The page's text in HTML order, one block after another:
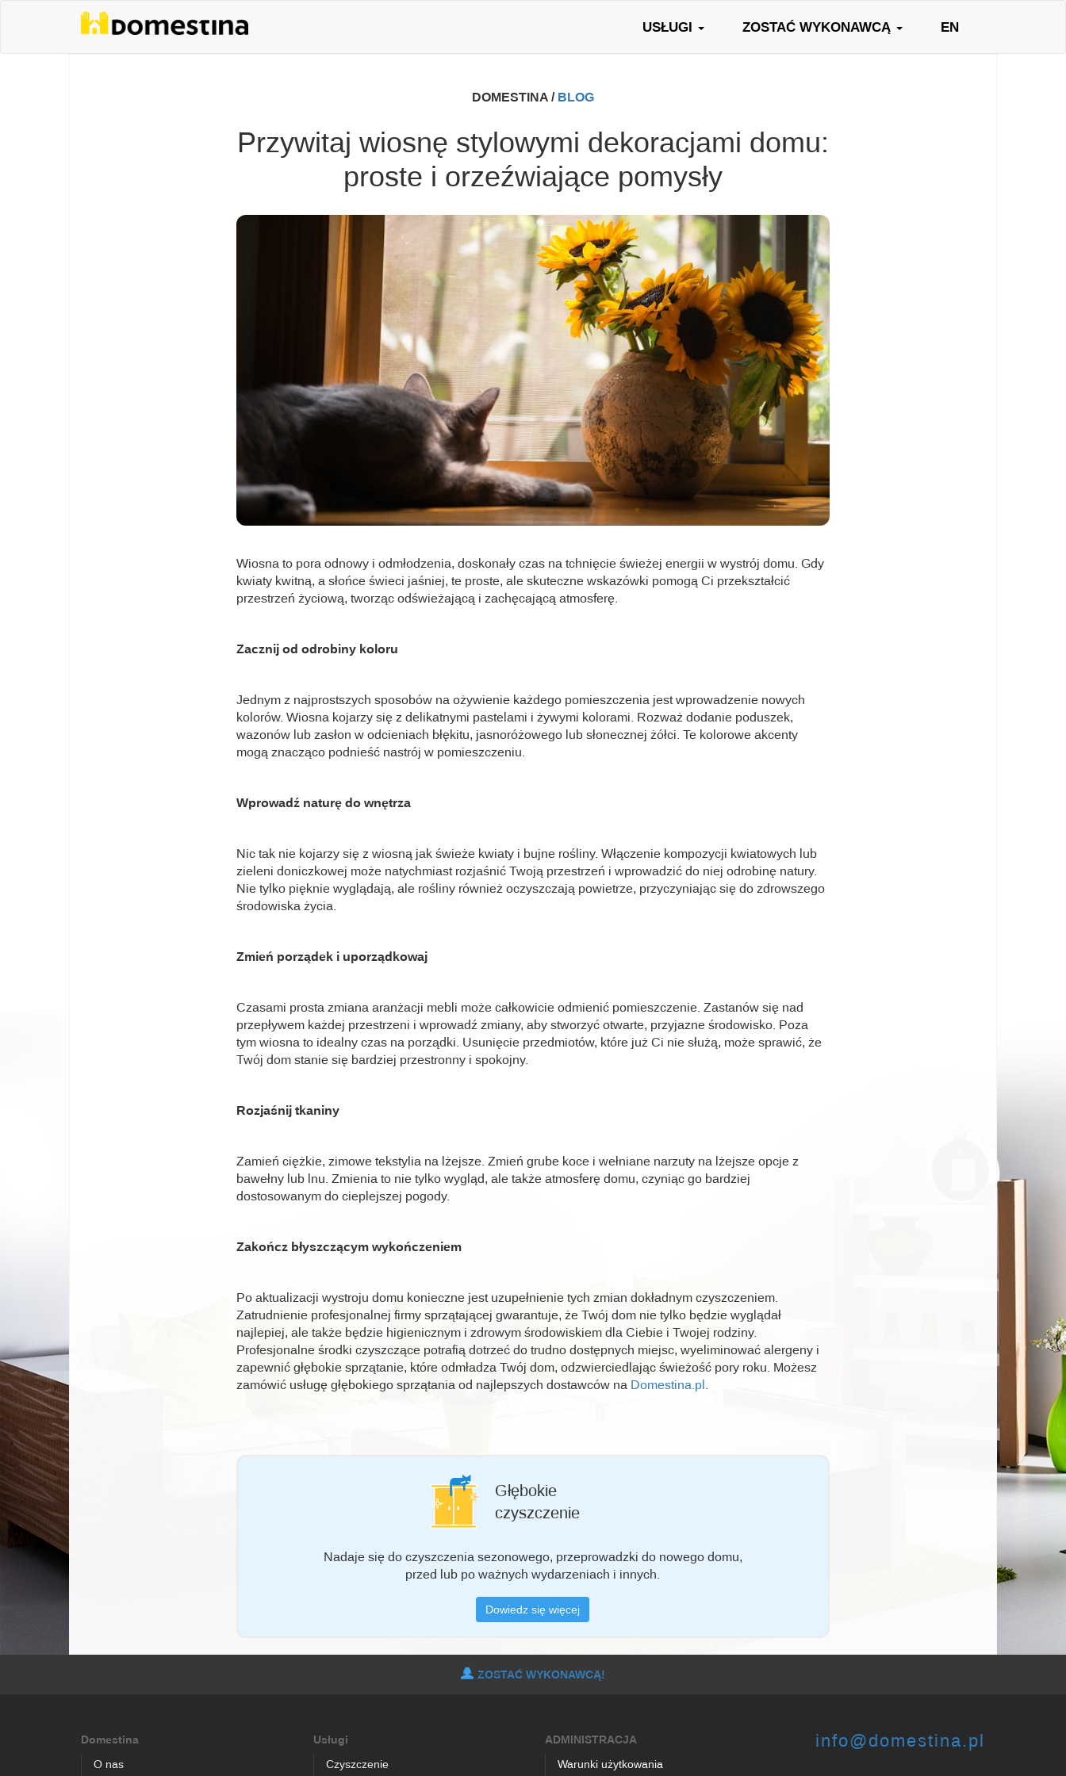
USŁUGI ZOSTAĆ WYKONAWCĄ EN
DOMESTINA / BLOG
Przywitaj wiosnę stylowymi dekoracjami domu:
proste i orzeźwiające pomysły
Wiosna to pora odnowy i odmłodzenia, doskonały czas na tchnięcie świeżej energii w wystrój domu. Gdy
kwiaty kwitną, a słońce świeci jaśniej, te proste, ale skuteczne wskazówki pomogą Ci przekształcić
przestrzeń życiową, tworząc odświeżającą i zachęcającą atmosferę.
Zacznij od odrobiny koloru
Jednym z najprostszych sposobów na ożywienie każdego pomieszczenia jest wprowadzenie nowych
kolorów. Wiosna kojarzy się z delikatnymi pastelami i żywymi kolorami. Rozważ dodanie poduszek,
wazonów lub zasłon w odcieniach błękitu, jasnoróżowego lub słonecznej żółci. Te kolorowe akcenty
mogą znacząco podnieść nastrój w pomieszczeniu.
Wprowadź naturę do wnętrza
Nic tak nie kojarzy się z wiosną jak świeże kwiaty i bujne rośliny. Włączenie kompozycji kwiatowych lub
zieleni doniczkowej może natychmiast rozjaśnić Twoją przestrzeń i wprowadzić do niej odrobinę natury.
Nie tylko pięknie wyglądają, ale rośliny również oczyszczają powietrze, przyczyniając się do zdrowszego
środowiska życia.
Zmień porządek i uporządkowaj
Czasami prosta zmiana aranżacji mebli może całkowicie odmienić pomieszczenie. Zastanów się nad
przepływem każdej przestrzeni i wprowadź zmiany, aby stworzyć otwarte, przyjazne środowisko. Poza
tym wiosna to idealny czas na porządki. Usunięcie przedmiotów, które już Ci nie służą, może sprawić, że
Twój dom stanie się bardziej przestronny i spokojny.
Rozjaśnij tkaniny
Zamień ciężkie, zimowe tekstylia na lżejsze. Zmień grube koce i wełniane narzuty na lżejsze opcje z
bawełny lub lnu. Zmienia to nie tylko wygląd, ale także atmosferę domu, czyniąc go bardziej
dostosowanym do cieplejszej pogody.
Zakończ błyszczącym wykończeniem
Po aktualizacji wystroju domu konieczne jest uzupełnienie tych zmian dokładnym czyszczeniem.
Zatrudnienie profesjonalnej firmy sprzątającej gwarantuje, że Twój dom nie tylko będzie wyglądał
najlepiej, ale także będzie higienicznym i zdrowym środowiskiem dla Ciebie i Twojej rodziny.
Profesjonalne środki czyszczące potrafią dotrzeć do trudno dostępnych miejsc, wyeliminować alergeny i
zapewnić głębokie sprzątanie, które odmładza Twój dom, odzwierciedlając świeżość pory roku. Możesz
zamówić usługę głębokiego sprzątania od najlepszych dostawców na Domestina.pl
Głębokie
czyszczenie
Nadaje się do czyszczenia sezonowego, przeprowadzki do nowego domu,
przed lub po ważnych wydarzeniach i innych.
Dowiedz się więcej
ZOSTAĆ WYKONAWCĄ!
Domestina
O nas
Usługi
Czyszczenie
ADMINISTRACJA
Warunki użytkowania
info@domestina.pl